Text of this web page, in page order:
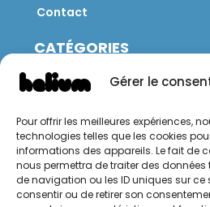
Gérer le
Pour offrir les meilleures expériences,
technologies telles que les cookies
informations des appareils. Le fait de
nous permettra de traiter des
de navigation ou les ID uniques sur ce
consentir ou de retirer son
Contact
CATÉGORIES
Mobilier
Brico
Jardin
CONTACT